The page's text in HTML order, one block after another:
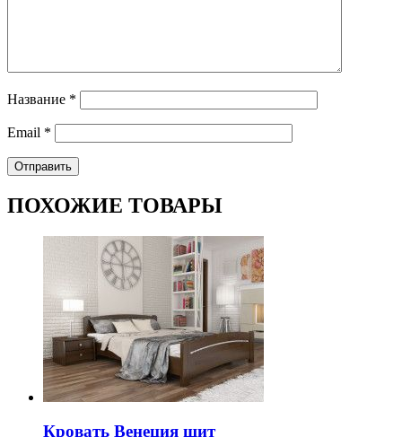
Название *
Email *
ПОХОЖИЕ ТОВАРЫ
Кровать Венеция щит